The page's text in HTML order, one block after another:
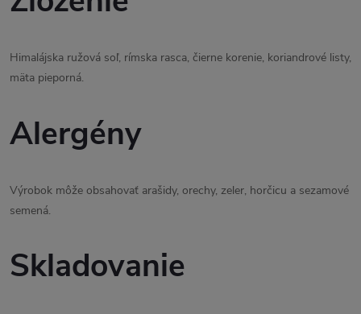
Himalájska ružová soľ, rímska rasca, čierne korenie, koriandrové listy,
mäta pieporná.
Alergény
Výrobok môže obsahovať arašidy, orechy, zeler, horčicu a sezamové
semená.
Skladovanie